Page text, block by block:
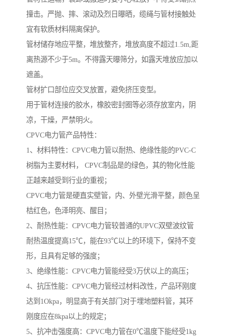
撞击。严抛、摔、滚动及烈日曝晒，缆绳与管材接触处
宜有软质材料隔离保护。
管材储存地应平整，堆放整齐，堆放高度不超过1.5m,距
离热源不少于5m。不得露天曝筛分，如露天堆放应加以
遮盖。
管材扩口部位应交叉放置，避免挤压变型。
用于管材连接的胶水，橡胶密封圈等必须存放室内，阴
凉，干燥，严禁明火。
CPVC电力管产品特性：
1、材料特性：CPVC电力管以耐热、绝缘性能的PVC-C
树脂为主要材料， CPVC制品是的绿色，其的物化性能
正越来越受到行业的重视；
CPVC电力管是硬直实壁管，内、外壁光滑平整，颜色呈
桔红色，色泽明亮、醒目；
2、耐热性能：CPVC电力管较普通的UPVC双壁波纹管
耐热温度提高15℃，能在93℃以上的环境下，保持不变
形，且具有足够的强度；
3、绝缘性能：CPVC电力管能经受3万伏以上的高压；
4、抗压性能：CPVC电力管经过材料改性，产品环刚度
达到1Okpa，明显高于有关部门对于埋地塑料管，其环
刚度应在8kpa以上的规定；
5、抗冲击强度高：CPVC电力管在0℃温度下能经受1kg